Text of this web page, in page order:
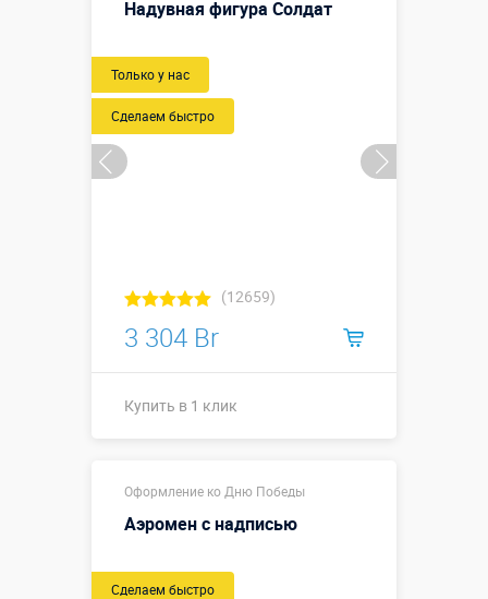
Надувная фигура Солдат
Только у нас
Сделаем быстро
(12659)
3 304 Br
Купить в 1 клик
Оформление ко Дню Победы
Аэромен с надписью
Сделаем быстро